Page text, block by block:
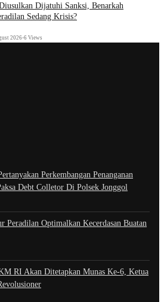
Dijatuhi Sanksi, Benarkah
Sedang Krisis?
2026•6 Views
Perkembangan Penanganan
Debt Colletor Di Polsek Jonggol
Peradilan Optimalkan Kecerdasan Buatan
RI Akan Ditetapkan Munas Ke-6, Ketua